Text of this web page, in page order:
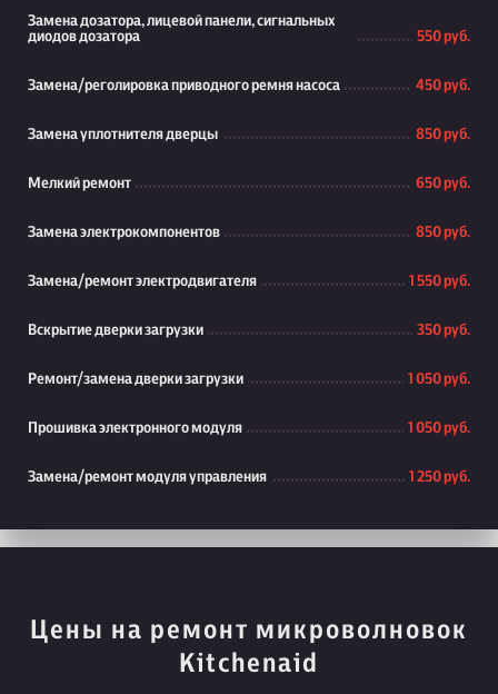
Замена дозатора, лицевой панели, сигнальных
диодов дозатора
550 руб.
Замена/реголировка приводного ремня насоса 450 руб.
Замена уплотнителя дверцы 850 руб.
Мелкий ремонт 650 руб.
Замена электрокомпонентов 850 руб.
Замена/ремонт электродвигателя 1 550 руб.
Вскрытие дверки загрузки 350 руб.
Ремонт/замена дверки загрузки 1 050 руб.
Прошивка электронного модуля 1 050 руб.
Замена/ремонт модуля управления 1 250 руб.
Цены на ремонт микроволновок
Kitchenaid